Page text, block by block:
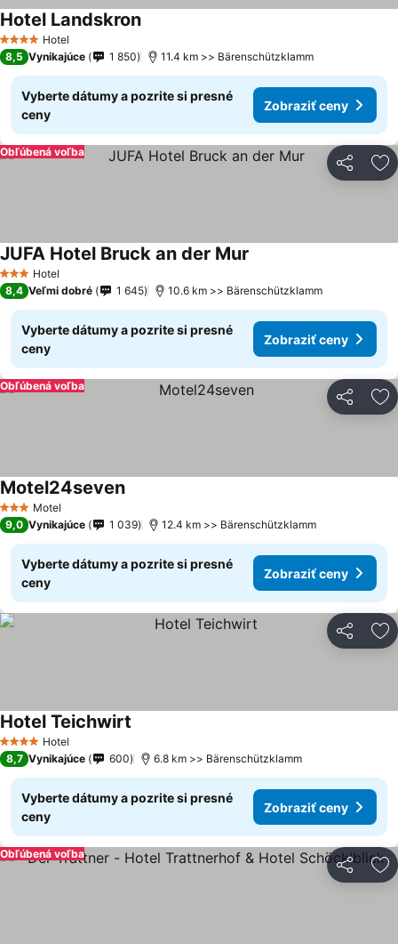
4 Počet hviezdičiek
Hotel
Hotel LandskronZobraziť ceny
8,5 Vynikajúce 1 850 11.4 km >> Bärenschützklamm
Vyberte dátumy a pozrite si presné
ceny
Zobraziť ceny
Zdieľať
Obľúbená voľba
3 Počet hviezdičiek
Hotel
JUFA Hotel Bruck an der Mur
8,4 Veľmi dobré 1 645 10.6 km >> Bärenschützklamm
Vyberte dátumy a pozrite si presné
ceny
Zobraziť ceny
Zdieľať
Obľúbená voľba
3 Počet hviezdičiek
Motel
Motel24sevenZobraziť ceny
9,0 Vynikajúce 1 039 12.4 km >> Bärenschützklamm
Vyberte dátumy a pozrite si presné
ceny
Zobraziť ceny
Zdieľať
4 Počet hviezdičiek
Hotel
Hotel Teichwirt
8,7 Vynikajúce 600 6.8 km >> Bärenschützklamm
Vyberte dátumy a pozrite si presné
ceny
Zobraziť ceny
Zdieľať
Obľúbená voľba